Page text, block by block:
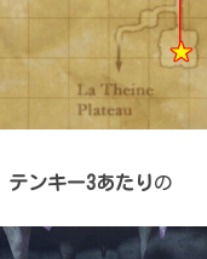
テンキー3あたりの